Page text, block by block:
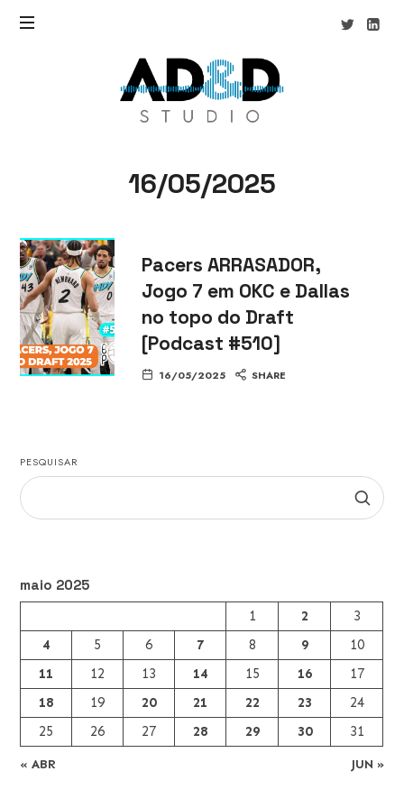
AD&D
Studio
16/05/2025
Pacers ARRASADOR,
Jogo 7 em OKC e Dallas
no topo do Draft
[Podcast #510]
16/05/2025 SHARE
PESQUISAR
maio 2025
1 2
3
4
5 6 7 8 9
10
11
12 13 14 15 16
17
18
19 20 21 22 23
24
25
26 27 28 29 30 31
« ABR JUN »